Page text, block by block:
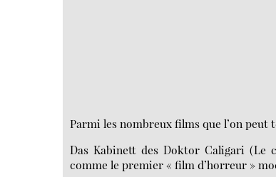
Parmi les nombreux films que l’on
Das Kabinett des Doktor Caligari (Le
comme le premier « film d’horreur »